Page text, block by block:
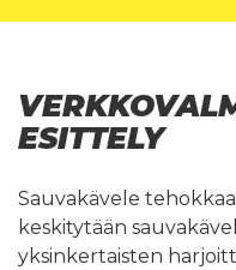
ESITTELY
Sauvakävele
keskitytään
yksinkertaisten